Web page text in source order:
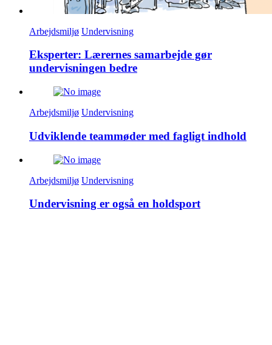
Arbejdsmiljø Undervisning
Eksperter: Lærernes samarbejde gør
undervisningen bedre
Arbejdsmiljø Undervisning
Udviklende teammøder med fagligt indhold
Arbejdsmiljø Undervisning
Undervisning er også en holdsport